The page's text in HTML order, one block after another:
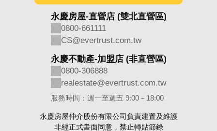
永慶房屋-直營店 (雙北直營區)
0800-661111
CS@evertrust.com.tw
永慶不動產-加盟店 (非直營區)
0800-306888
realestate@evertrust.com.tw
服務時間：週一至週五 9:00－18:00
永慶房屋仲介股份有限公司負責建置及維護
非經正式書面同意，禁止轉貼節錄